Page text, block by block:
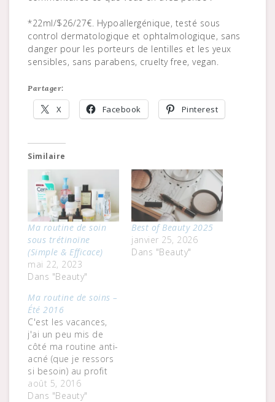
*22ml/$26/27€. Hypoallergénique, testé sous
control dermatologique et ophtalmologique, sans
danger pour les porteurs de lentilles et les yeux
sensibles, sans parabens, cruelty free, vegan.
Partager:
X Facebook Pinterest
Similaire
Ma routine de soin
sous trétinoïne
(Simple & Efficace)
mai 22, 2023
Dans "Beauty"
Best of Beauty 2025
janvier 25, 2026
Dans "Beauty"
Ma routine de soins –
Été 2016
C'est les vacances,
j'ai un peu mis de
côté ma routine anti-
acné (que je ressors
si besoin) au profit
de produits un peu
plus "fun" et moins
août 5, 2016
Dans "Beauty"